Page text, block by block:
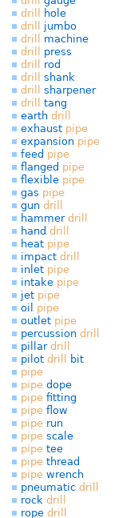
drill
hole
drill
jumbo
drill
machine
drill
press
drill
rod
drill
shank
drill
sharpener
drill
tang
earth drill
exhaust pipe
expansion pipe
feed pipe
flanged pipe
flexible pipe
gas pipe
gun drill
hammer drill
hand drill
heat pipe
impact drill
inlet pipe
intake pipe
jet pipe
oil pipe
outlet pipe
percussion drill
pillar drill
pilot drill
bit
pipe
pipe dope
pipe fitting
pipe flow
pipe run
pipe scale
pipe tee
pipe thread
pipe wrench
pneumatic drill
rock drill
rope drill